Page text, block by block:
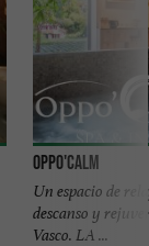
Oppo'Calm
Un espacio de
descanso y
Vasco. LA ...